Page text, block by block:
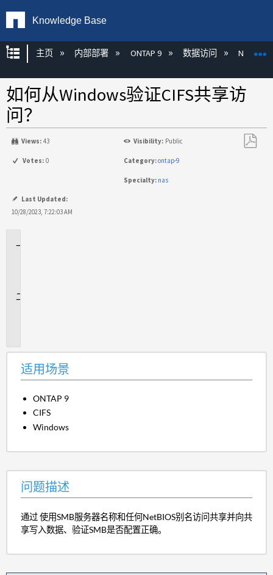
Knowledge Base
扩展/隐缩全局层次
主页 内部部署 ONTAP 9 数据访问 NAS
如何从Windows验证CIFS共享访
问？
Views: 43 Visibility: Public
Votes: 0 Category:ontap-9
Specialty: nas
Last Updated:
10/28/2023, 7:22:03 AM
适用场景
ONTAP 9
CIFS
Windows
问题描述
通过 使用SMB服务器名称和任何NetBIOS别名访问共享并向共
享写入数据、验证SMB是否配置正确。